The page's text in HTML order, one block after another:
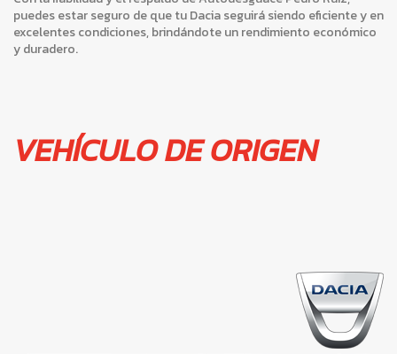
puedes estar seguro de que tu Dacia seguirá siendo eficiente y en
excelentes condiciones, brindándote un rendimiento económico
y duradero.
VEHÍCULO DE ORIGEN